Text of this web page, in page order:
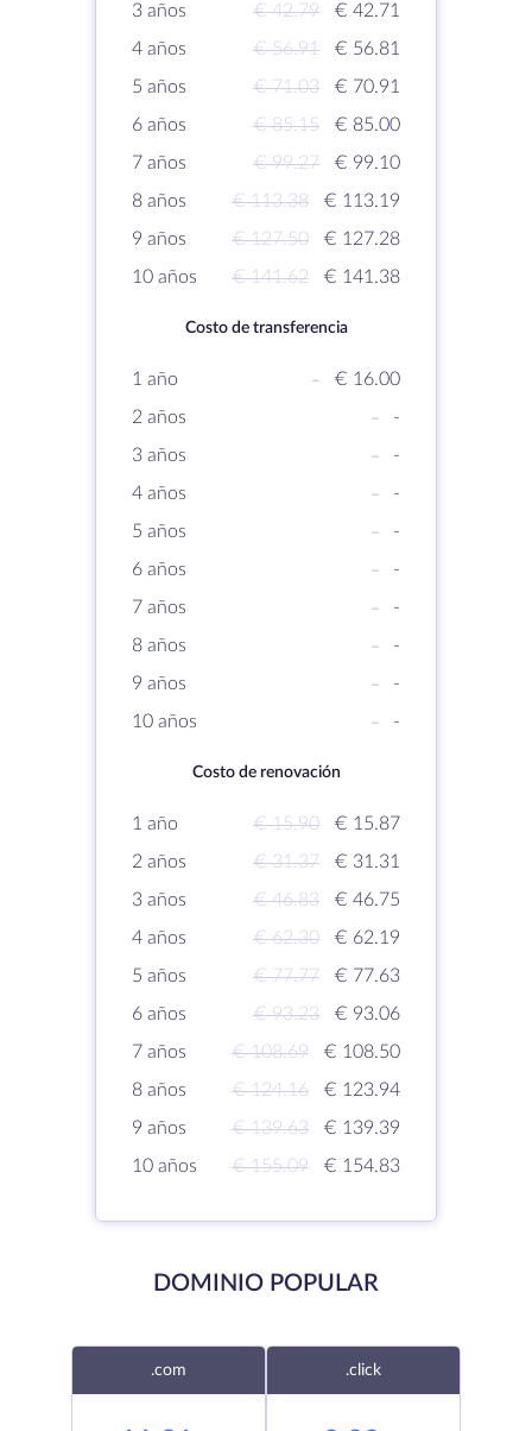
3 años
€ 42.79
€ 42.71
4 años
€ 56.91
€ 56.81
5 años
€ 71.03
€ 70.91
6 años
€ 85.15
€ 85.00
7 años
€ 99.27
€ 99.10
8 años
€ 113.38
€ 113.19
9 años
€ 127.50
€ 127.28
10 años
€ 141.62 € 141.38
Costo de transferencia
1 año -
€ 16.00
2 años
-
-
3 años
-
-
4 años
-
-
5 años
-
-
6 años
-
-
7 años
-
-
8 años
-
-
9 años
-
-
10 años
- -
Costo de renovación
1 año € 15.90
€ 15.87
2 años
€ 31.37
€ 31.31
3 años
€ 46.83
€ 46.75
4 años
€ 62.30
€ 62.19
5 años
€ 77.77
€ 77.63
6 años
€ 93.23
€ 93.06
7 años
€ 108.69
€ 108.50
8 años
€ 124.16
€ 123.94
9 años
€ 139.63
€ 139.39
10 años
€ 155.09 € 154.83
DOMINIO POPULAR
.com .click